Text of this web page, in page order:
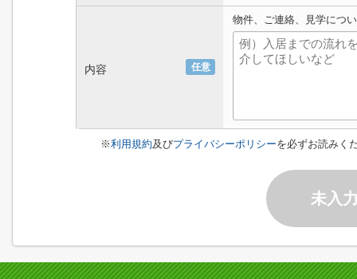
内容 任意
物件、ご連絡、見学につ
※利用規約及びプライバシーポリシーを必ずお読みく
未入